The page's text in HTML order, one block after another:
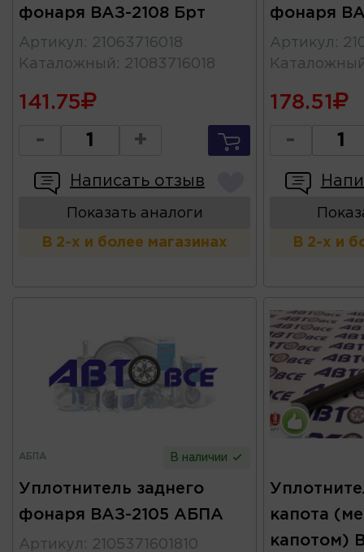
фонаря ВАЗ-2108 Брт
Артикул : 21063716018
Каталожный : 21083716018
141.75
- +
Написать отзыв
Показать аналоги
В 2-х и более магазинах
фонаря
Артикул :
178.51
-
В 2-х и
АБПА В наличии
Уплотнитель заднего
фонаря ВАЗ-2105 АБПА
Артикул : 2105371601810
капота
капотом)